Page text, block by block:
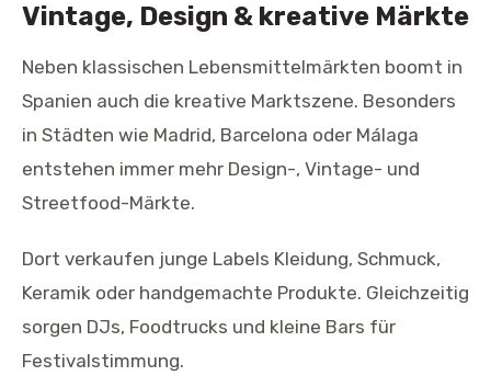
Vintage, Design & kreative Märkte
Neben klassischen Lebensmittelmärkten boomt in
Spanien auch die kreative Marktszene. Besonders
in Städten wie Madrid, Barcelona oder Málaga
entstehen immer mehr Design-, Vintage- und
Streetfood-Märkte.
Dort verkaufen junge Labels Kleidung, Schmuck,
Keramik oder handgemachte Produkte. Gleichzeitig
sorgen DJs, Foodtrucks und kleine Bars für
Festivalstimmung.